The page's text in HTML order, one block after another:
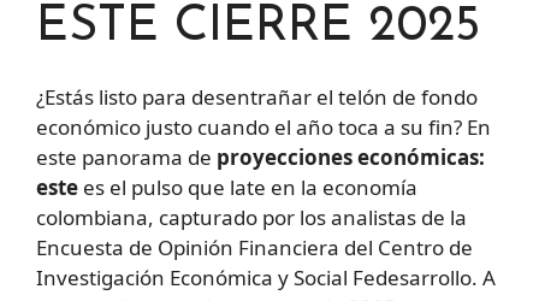
ESTE CIERRE 2025
¿Estás listo para desentrañar el telón de fondo
económico justo cuando el año toca a su fin? En
este panorama de proyecciones económicas:
este es el pulso que late en la economía
colombiana, capturado por los analistas de la
Encuesta de Opinión Financiera del Centro de
Investigación Económica y Social Fedesarrollo. A